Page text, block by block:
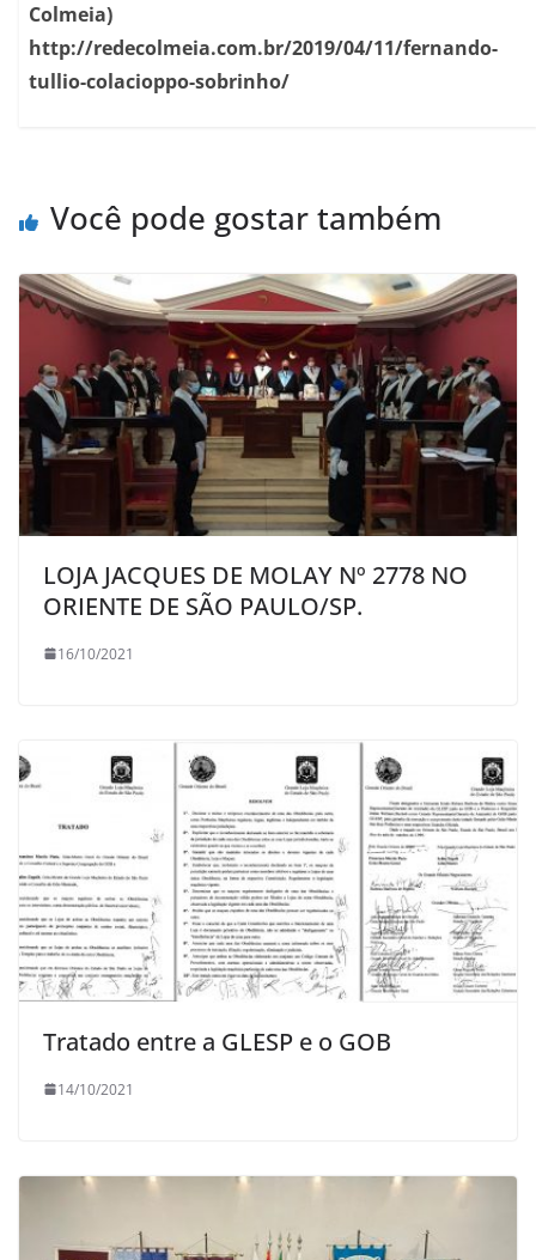
Colmeia)
http://redecolmeia.com.br/2019/04/11/fernando-
tullio-colacioppo-sobrinho/
Você pode gostar também
LOJA JACQUES DE MOLAY Nº 2778 NO
ORIENTE DE SÃO PAULO/SP.
16/10/2021
Tratado entre a GLESP e o GOB
14/10/2021